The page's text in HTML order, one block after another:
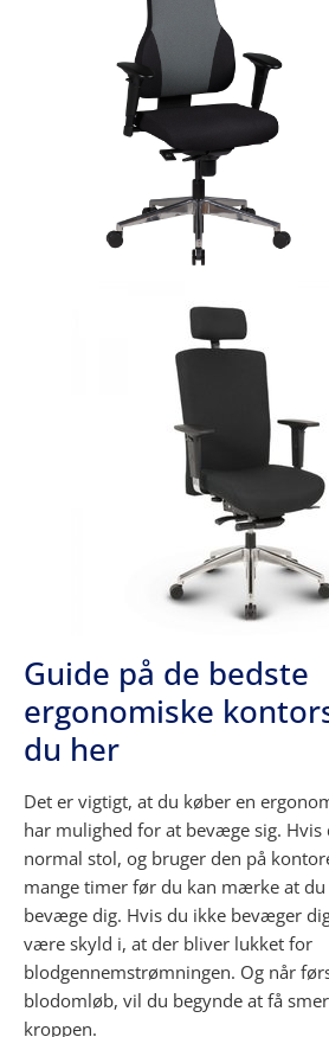
Guide på de bedste
ergonomiske
du her
Det er vigtigt, at du køber en
har mulighed for at bevæge sig. Hvis
normal stol, og bruger den på
mange timer før du kan mærke at
bevæge dig. Hvis du ikke bevæger
være skyld i, at der bliver lukket for
blodgennemstrømningen. Og når
blodomløb, vil du begynde at få
kroppen.